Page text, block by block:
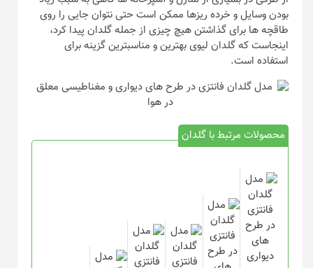
بودن وسایل و خرده ریزها ممکن است حتی نتوان جایی را روی
طاقچه ها برای گذاشتن هیچ چیزی از جمله گلدان پیدا کرد،
اینجاست که گلدان لیوی بهترین و مناسبترین گزینه برای
استفاده است.
محصولات مرتبط با گلدان